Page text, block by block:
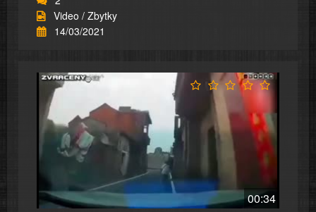
Video / Zbytky
14/03/2021
00:34